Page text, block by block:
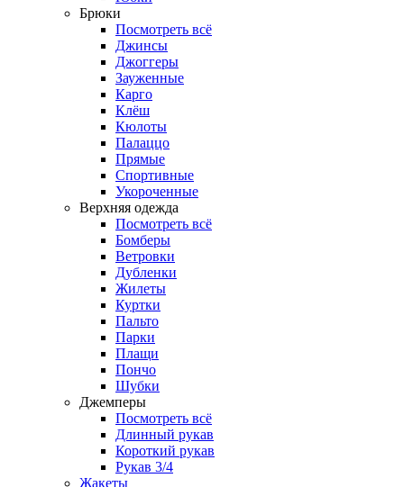
Брюки
Посмотреть всё
Джинсы
Джоггеры
Зауженные
Карго
Клёш
Кюлоты
Палаццо
Прямые
Спортивные
Укороченные
Верхняя одежда
Посмотреть всё
Бомберы
Ветровки
Дубленки
Жилеты
Куртки
Пальто
Парки
Плащи
Пончо
Шубки
Джемперы
Посмотреть всё
Длинный рукав
Короткий рукав
Рукав 3/4
Жакеты